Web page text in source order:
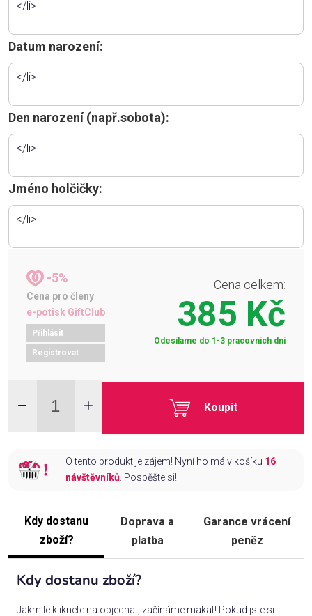
Datum narození:
Den narození (např.sobota):
Jméno holčičky:
-5%
Cena pro členy
e-potisk GiftClub
Přihlásit
Registrovat
Cena celkem:
385 Kč
Odesíláme do 1-3 pracovních dní
Koupit
O tento produkt je zájem! Nyní ho má v košíku 16
návštěvníků. Pospěšte si!
Kdy dostanu
zboží?
Doprava a
platba
Garance vrácení
peněz
Kdy dostanu zboží?
Jakmile kliknete na objednat, začínáme makat! Pokud jste si